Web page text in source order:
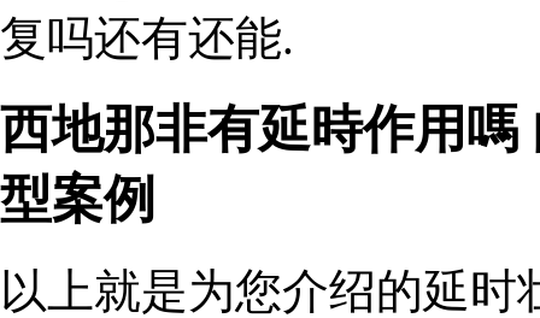
复吗还有还能.
西地那非有延時作用
型案例
以上就是为您介绍的延